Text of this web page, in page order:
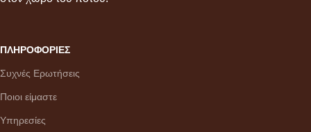
ΠΛΗΡΟΦΟΡΙΕΣ
Συχνές Ερωτήσεις
Ποιοι είμαστε
Υπηρεσίες